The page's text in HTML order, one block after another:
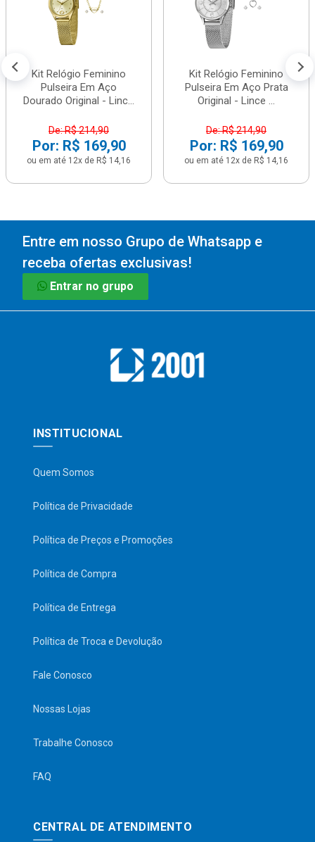
Kit Relógio Feminino
Pulseira Em Aço
Dourado Original - Linc...
De: R$ 214,90
Por: R$ 169,90
ou em até 12x de R$ 14,16
Kit Relógio Feminino
Pulseira Em Aço Prata
Original - Lince ...
De: R$ 214,90
Por: R$ 169,90
ou em até 12x de R$ 14,16
Entre em nosso Grupo de Whatsapp e
receba ofertas exclusivas!
Entrar no grupo
INSTITUCIONAL
Quem Somos
Política de Privacidade
Política de Preços e Promoções
Política de Compra
Política de Entrega
Política de Troca e Devolução
Fale Conosco
Nossas Lojas
Trabalhe Conosco
FAQ
CENTRAL DE ATENDIMENTO